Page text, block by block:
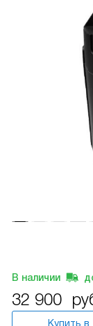
В наличии
32 900
Купить в